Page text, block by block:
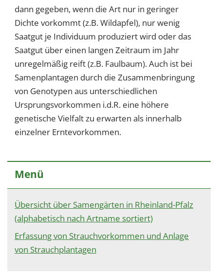
dann gegeben, wenn die Art nur in geringer
Dichte vorkommt (z.B. Wildapfel), nur wenig
Saatgut je Individuum produziert wird oder das
Saatgut über einen langen Zeitraum im Jahr
unregelmäßig reift (z.B. Faulbaum). Auch ist bei
Samenplantagen durch die Zusammenbringung
von Genotypen aus unterschiedlichen
Ursprungsvorkommen i.d.R. eine höhere
genetische Vielfalt zu erwarten als innerhalb
einzelner Erntevorkommen.
Menü
Übersicht über Samengärten in Rheinland-Pfalz
(alphabetisch nach Artname sortiert)
Erfassung von Strauchvorkommen und Anlage
von Strauchplantagen
Zweck:
Dieser Cookie speichert die ausgewählten
Cookie Laufzeit:
1 Jahr
EXTERNE MEDIEN
Um Inhalte von Videoplattformen und Social Media
diesen externen Medien Cookies gesetzt.
YouTube
Vimeo